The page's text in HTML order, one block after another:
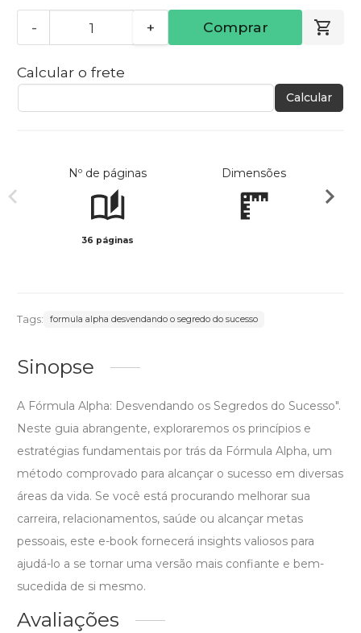
- + Comprar
Calcular o frete
Calcular
Nº de páginas
36 páginas
Dimensões
Tags: formula alpha desvendando o segredo do sucesso
Sinopse
A Fórmula Alpha: Desvendando os Segredos do Sucesso".
Neste guia abrangente, exploraremos os princípios e
estratégias fundamentais por trás da Fórmula Alpha, um
método comprovado para alcançar o sucesso em diversas
áreas da vida. Se você está procurando melhorar sua
carreira, relacionamentos, saúde ou alcançar metas
pessoais, este e-book fornecerá insights valiosos para
ajudá-lo a se tornar uma versão mais confiante e bem-
sucedida de si mesmo.
Avaliações